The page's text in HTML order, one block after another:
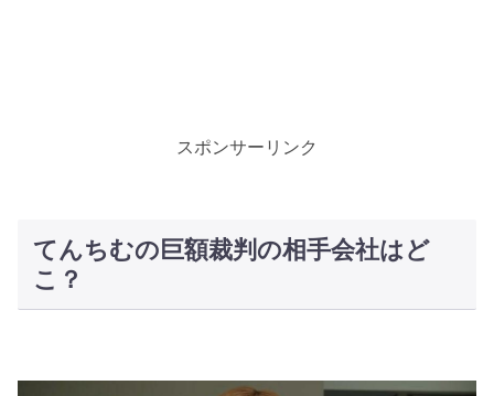
スポンサーリンク
てんちむの巨額裁判の相手会社はど
こ？